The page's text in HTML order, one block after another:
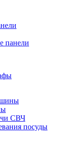
панели
СВЧ
посуды